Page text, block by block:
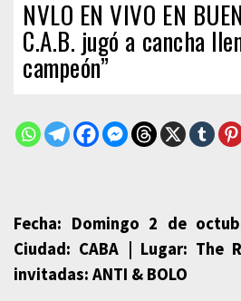
NVLO EN VIVO EN
C.A.B. jugó a cancha
campeón”
Fecha: Domingo 2 de
Ciudad: CABA | Lugar: The
invitadas: ANTI & BOLO